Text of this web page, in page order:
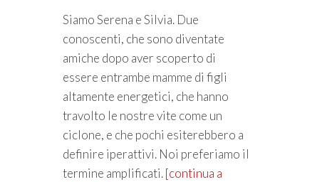
Siamo Serena e Silvia. Due
conoscenti, che sono diventate
amiche dopo aver scoperto di
essere entrambe mamme di figli
altamente energetici, che hanno
travolto le nostre vite come un
ciclone, e che pochi esiterebbero a
definire iperattivi. Noi preferiamo il
termine amplificati.[continua a